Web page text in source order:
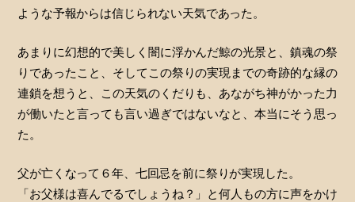
ような予報からは信じられない天気であった。
あまりに幻想的で美しく闇に浮かんだ鯨の光景と、鎮魂の祭
りであったこと、そしてこの祭りの実現までの奇跡的な縁の
連鎖を想うと、この天気のくだりも、あながち神がかった力
が働いたと言っても言い過ぎではないなと、本当にそう思っ
た。
父が亡くなって６年、七回忌を前に祭りが実現した。
「お父様は喜んでるでしょうね？」と何人もの方に声をかけ